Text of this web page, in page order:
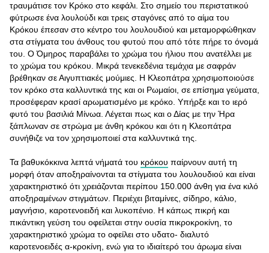
τραυμάτισε τον Κρόκο στο κεφάλι. Στο σημείο του περιστατικού
φύτρωσε ένα λουλούδι και τρεις σταγόνες από το αίμα του
Κρόκου έπεσαν στο κέντρο του λουλουδιού και μεταμορφώθηκαν
στα στίγματα του άνθους του φυτού που από τότε πήρε το όνομά
του. Ο Όμηρος παραβάλει το χρώμα του ήλιου που ανατέλλει με
το χρώμα του κρόκου. Μικρά τενεκεδένια τεμάχια με σαφράν
βρέθηκαν σε Αιγυπτιακές μούμιες. Η Κλεοπάτρα χρησιμοποιούσε
τον κρόκο στα καλλυντικά της και οι Ρωμαίοι, σε επίσημα γεύματα,
προσέφεραν κρασί αρωματισμένο με κρόκο. Υπήρξε και το ιερό
φυτό του βασιλιά Μίνωα. Λέγεται πως και ο Δίας με την Ήρα
ξάπλωναν σε στρώμα με άνθη κρόκου και ότι η Κλεοπάτρα
συνήθιζε να τον χρησιμοποιεί στα καλλυντικά της.
Τα βαθυκόκκινα λεπτά νήματά του κρόκου παίρνουν αυτή τη
μορφή όταν αποξηραίνονται τα στίγματα του λουλουδιού και είναι
χαρακτηριστικό ότι χρειάζονται περίπου 150.000 άνθη για ένα κιλό
αποξηραμένων στιγμάτων. Περιέχει βιταμίνες, σίδηρο, κάλιο,
μαγνήσιο, καροτενοειδή και λυκοπένιο. Η κάπως πικρή και
πικάντικη γεύση του οφείλεται στην ουσία πικροκροκίνη, το
χαρακτηριστικό χρώμα το οφείλει στο υδατο- διαλυτό
καροτενοειδές α-κροκίνη, ενώ για το ιδιαίτερό του άρωμα είναι